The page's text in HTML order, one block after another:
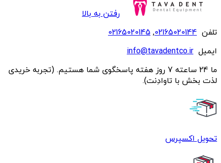
رفتن به بالا
تلفن 02165020144
,
02165020145
ایمیل info@tavadentco.ir
ما 24 ساعته 7 روز هفته پاسخگوی شما هستیم. (تجربه خریدی
لذت بخش با تاوادِنت).
تحویل اکسپرس